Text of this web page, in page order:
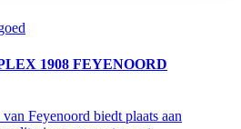
1908 FEYENOORD
Feyenoord biedt plaats aan